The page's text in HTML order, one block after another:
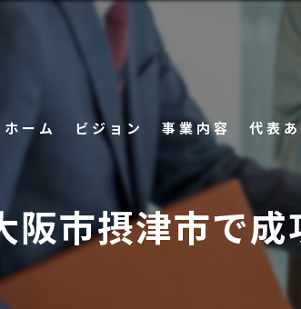
ホーム ビジョン 事業内容 代表
阪市摂津市で